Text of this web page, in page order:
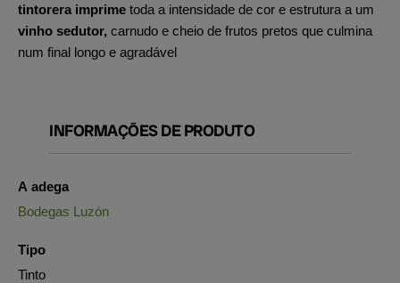
tintorera imprime toda a intensidade de cor e estrutura a um
vinho sedutor, carnudo e cheio de frutos pretos que culmina
num final longo e agradável
INFORMAÇÕES DE PRODUTO
A adega
Bodegas Luzón
Tipo
Tinto